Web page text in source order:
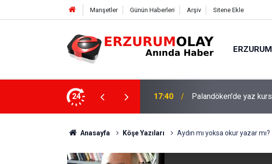
Manşetler Günün Haberleri Arşiv Sitene Ekle
ERZURUM
24 17:37 TÜBİTAK desteği aldı
Anasayfa Köşe Yazıları Aydın mı yoksa okur yazar mı?